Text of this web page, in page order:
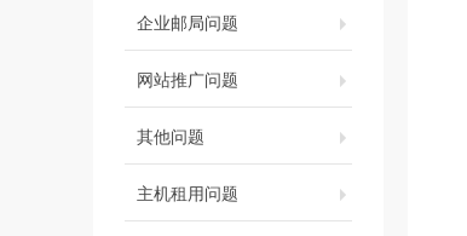
企业邮局问题
网站推广问题
其他问题
主机租用问题